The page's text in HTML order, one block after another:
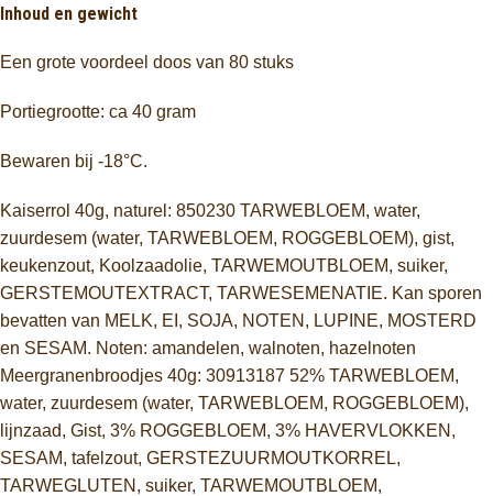
Inhoud en gewicht
Een grote voordeel doos van 80 stuks
Portiegrootte: ca 40 gram
Bewaren bij -18°C.
Kaiserrol 40g, naturel: 850230 TARWEBLOEM, water,
zuurdesem (water, TARWEBLOEM, ROGGEBLOEM), gist,
keukenzout, Koolzaadolie, TARWEMOUTBLOEM, suiker,
GERSTEMOUTEXTRACT, TARWESEMENATIE. Kan sporen
bevatten van MELK, EI, SOJA, NOTEN, LUPINE, MOSTERD
en SESAM. Noten: amandelen, walnoten, hazelnoten
Meergranenbroodjes 40g: 30913187 52% TARWEBLOEM,
water, zuurdesem (water, TARWEBLOEM, ROGGEBLOEM),
lijnzaad, Gist, 3% ROGGEBLOEM, 3% HAVERVLOKKEN,
SESAM, tafelzout, GERSTEZUURMOUTKORREL,
TARWEGLUTEN, suiker, TARWEMOUTBLOEM,